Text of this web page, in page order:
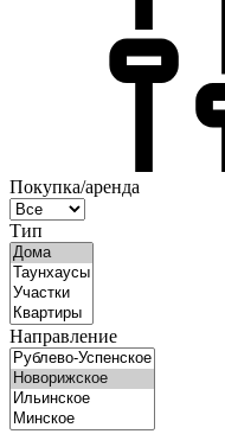
Покупка/аренда
Тип
Направление